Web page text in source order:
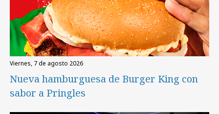
viernes, 7 de agosto 2026
Nueva hamburguesa de Burger King con
sabor a Pringles